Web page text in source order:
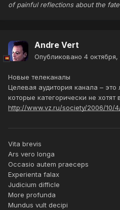
of painful reflections about the
Andre Vert
Опубликовано 4
Новые телеканалы
Целевая аудитория канала – это
которые категорически не хотят
http://www.vz.ru/society/2006/10/
Vita brevis
Ars vero longa
Occasio autem praeceps
Experienta falax
Judicium difficle
More profunda
Mundus vult decipi